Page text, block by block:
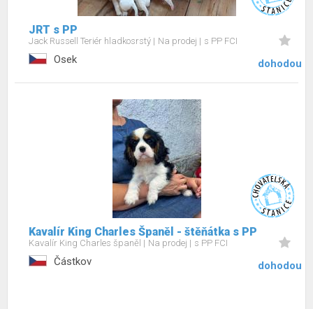
JRT s PP
Jack Russell Teriér hladkosrstý Na prodej s PP FCI
Osek dohodou
Kavalír King Charles Španěl - štěňátka s PP
Kavalír King Charles španěl Na prodej s PP FCI
Částkov dohodou